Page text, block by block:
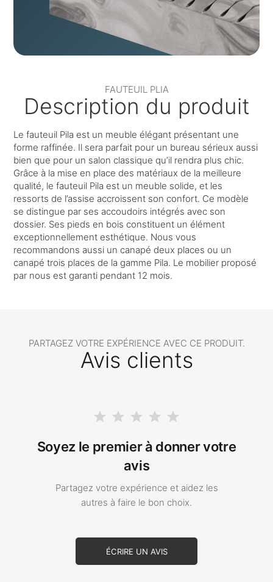
FAUTEUIL PLIA
Description du produit
Le fauteuil Pila est un meuble élégant présentant une
forme raffinée. Il sera parfait pour un bureau sérieux aussi
bien que pour un salon classique qu’il rendra plus chic.
Grâce à la mise en place des matériaux de la meilleure
qualité, le fauteuil Pila est un meuble solide, et les
ressorts de l’assise accroissent son confort. Ce modèle
se distingue par ses accoudoirs intégrés avec son
dossier. Ses pieds en bois constituent un élément
exceptionnellement esthétique. Nous vous
recommandons aussi un canapé deux places ou un
canapé trois places de la gamme Pila. Le mobilier proposé
par nous est garanti pendant 12 mois.
PARTAGEZ VOTRE EXPÉRIENCE AVEC CE PRODUIT.
Avis clients
Soyez le premier à donner votre
avis
Partagez votre expérience et aidez les
autres à faire le bon choix.
ÉCRIRE UN AVIS